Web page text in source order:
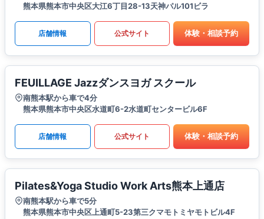
熊本県熊本市中央区大江6丁目28-13天神パル101ビラ
店舗情報 公式サイト 体験・相談予約
FEUILLAGE Jazzダンスヨガ スクール
南熊本駅から車で4分
熊本県熊本市中央区水道町6-2水道町センタービル6F
店舗情報 公式サイト 体験・相談予約
Pilates&Yoga Studio Work Arts熊本上通店
南熊本駅から車で5分
熊本県熊本市中央区上通町5-23第三クマモトミヤモトビル4F